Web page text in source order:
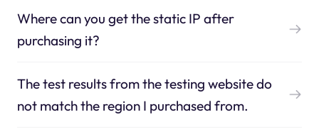
Where can you get the static IP after
purchasing it?
The test results from the testing website do
not match the region I purchased from.